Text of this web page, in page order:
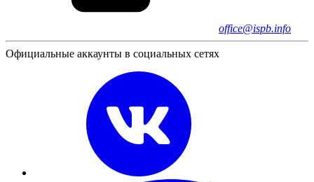
office@ispb.info
Официальные аккаунты в социальных сетях